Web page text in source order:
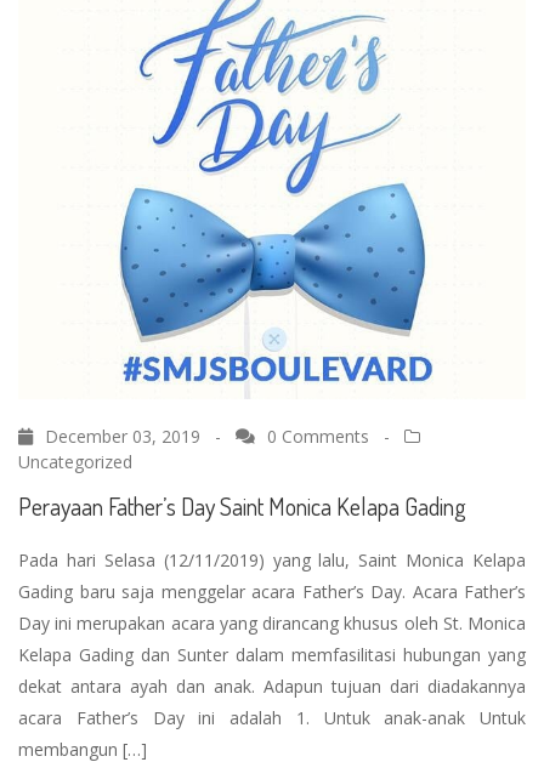
December 03, 2019 - 0 Comments
-
Uncategorized
Perayaan Father’s Day Saint Monica Kelapa Gading
Pada hari Selasa (12/11/2019) yang lalu, Saint Monica Kelapa
Gading baru saja menggelar acara Father’s Day. Acara Father’s
Day ini merupakan acara yang dirancang khusus oleh St. Monica
Kelapa Gading dan Sunter dalam memfasilitasi hubungan yang
dekat antara ayah dan anak. Adapun tujuan dari diadakannya
acara Father’s Day ini adalah 1. Untuk anak-anak Untuk
membangun […]